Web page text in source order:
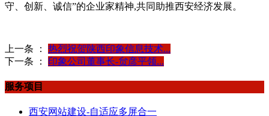
守、创新、诚信”的企业家精神,共同助推西安经济发展。
上一条 ：
热烈祝贺陕西印象信息技术...
下一条 ：
印象公司董事长-贠彦平领...
服务项目
西安网站建设-自适应多屏合一